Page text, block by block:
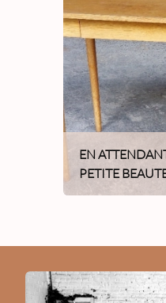
EN
PETITE